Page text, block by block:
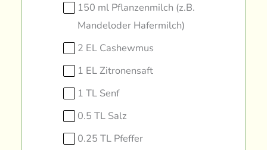
150 ml Pflanzenmilch (z.B.
Mandeloder Hafermilch)
2 EL Cashewmus
1 EL Zitronensaft
1 TL Senf
0.5 TL Salz
0.25 TL Pfeffer